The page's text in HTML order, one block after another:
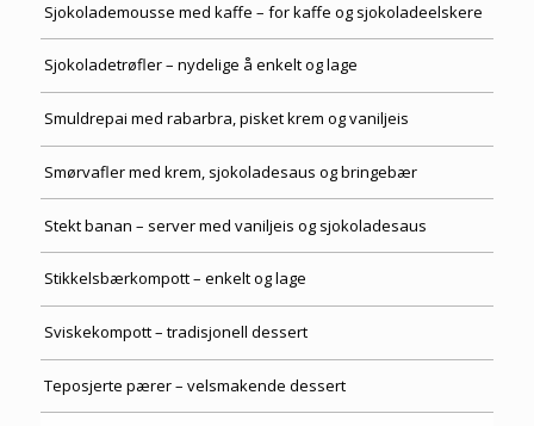
Sjokolademousse med kaffe – for kaffe og sjokoladeelskere
Sjokoladetrøfler – nydelige å enkelt og lage
Smuldrepai med rabarbra, pisket krem og vaniljeis
Smørvafler med krem, sjokoladesaus og bringebær
Stekt banan – server med vaniljeis og sjokoladesaus
Stikkelsbærkompott – enkelt og lage
Sviskekompott – tradisjonell dessert
Teposjerte pærer – velsmakende dessert